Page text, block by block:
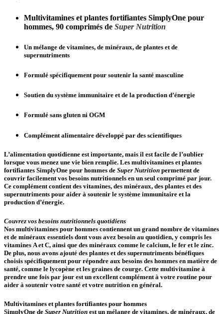
Multivitamines et plantes fortifiantes SimplyOne pour
hommes, 90 comprimés de Super Nutrition
Un mélange de vitamines, de minéraux, de plantes et de
supernutriments
Formulé spécifiquement pour soutenir la santé masculine
Soutien du système immunitaire et de la production d’énergie
Formulé sans gluten ni OGM
Complément alimentaire développé par des scientifiques
L’alimentation quotidienne est importante, mais il est facile de l’oublier
lorsque vous menez une vie bien remplie. Les multivitamines et plantes
fortifiantes SimplyOne pour hommes de Super Nutrition permettent de
couvrir facilement vos besoins nutritionnels en un seul comprimé par jour.
Ce complément contient des vitamines, des minéraux, des plantes et des
supernutriments pour aider à soutenir le système immunitaire et la
production d’énergie.
Couvrez vos besoins nutritionnels quotidiens
Nos multivitamines pour hommes contiennent un grand nombre de vitamines
et de minéraux essentiels dont vous avez besoin au quotidien, y compris les
vitamines A et C, ainsi que des minéraux comme le calcium, le fer et le zinc.
De plus, nous avons ajouté des plantes et des supernutriments bénéfiques
choisis spécifiquement pour répondre aux besoins des hommes en matière de
santé, comme le lycopène et les graines de courge. Cette multivitamine à
prendre une fois par jour est un excellent complément à votre routine pour
aider à soutenir votre santé et votre nutrition en général.
Multivitamines et plantes fortifiantes pour hommes
SimplyOne de Super Nutrition est un mélange de vitamines, de minéraux, de